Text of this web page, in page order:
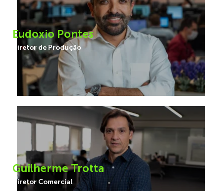
Eudoxio Pontes
Diretor de Produção
Guilherme Trotta
Diretor Comercial